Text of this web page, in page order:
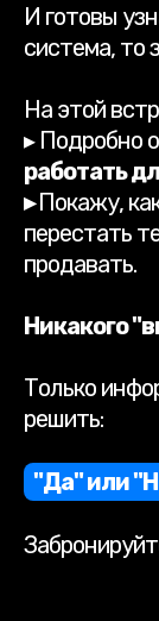
И готовы
система, то
На этой
▸ Подробно
работать
▸Покажу,
перестать
продавать.
Никакого
Только
решить:
"Да" или